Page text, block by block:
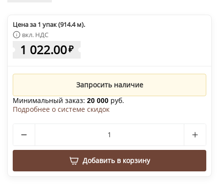
Цена за 1 упак (914.4 м).
вкл. НДС
1 022.00₽
Запросить наличие
Минимальный заказ: 20 000 руб.
Подробнее о системе скидок
Добавить в корзину